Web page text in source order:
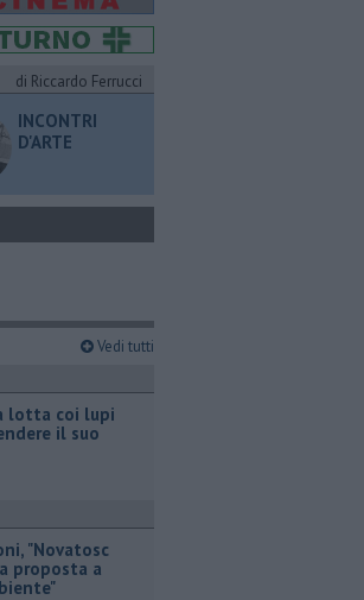
di Riccardo Ferrucci
INCONTRI
D'ARTE
Vedi tutti
lotta coi lupi
il suo
"Novatosc
proposta a